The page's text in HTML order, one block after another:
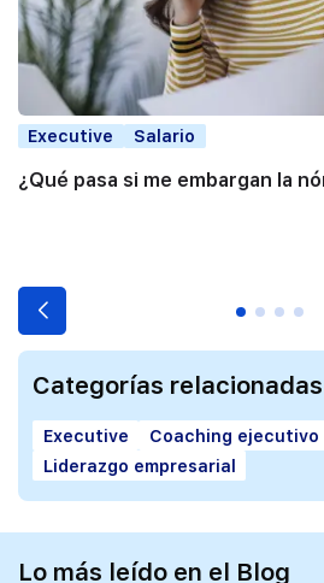
Executive Salario
¿Qué pasa si me embargan la
Categorías relacionadas
Executive Coaching ejecutivo
Liderazgo empresarial
Lo más leído en el Blog